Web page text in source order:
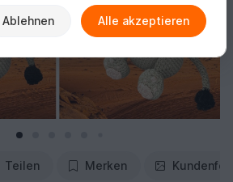
Teilen Merken
Ablehnen Alle akzeptieren